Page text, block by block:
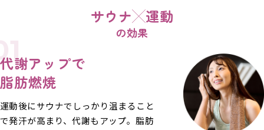
サウナ 運動
の効果
代謝アップで
脂肪燃焼
運動後にサウナでしっかり温まること
で発汗が高まり、代謝もアップ。脂肪